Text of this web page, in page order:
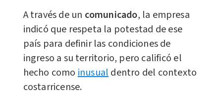
A través de un comunicado, la empresa
indicó que respeta la potestad de ese
país para definir las condiciones de
ingreso a su territorio, pero calificó el
hecho como inusual dentro del contexto
costarricense.